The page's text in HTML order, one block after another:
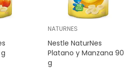
NATURNES
Nestle NaturNes
Platano y Manzana 90
g